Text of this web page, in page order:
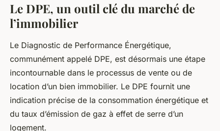
Le DPE, un outil clé du marché de
l’immobilier
Le Diagnostic de Performance Énergétique,
communément appelé DPE, est désormais une étape
incontournable dans le processus de vente ou de
location d’un bien immobilier. Le DPE fournit une
indication précise de la consommation énergétique et
du taux d’émission de gaz à effet de serre d’un
logement.